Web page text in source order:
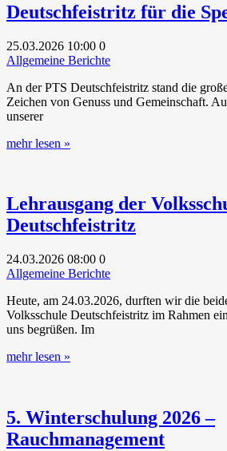
Deutschfeistritz für die
25.03.2026 10:00 0
Allgemeine Berichte
An der PTS Deutschfeistritz stand die
Zeichen von Genuss und Gemeinschaft.
unserer
mehr lesen »
Lehrausgang der
Deutschfeistritz
24.03.2026 08:00 0
Allgemeine Berichte
Heute, am 24.03.2026, durften wir die
Volksschule Deutschfeistritz im Rahmen
uns begrüßen. Im
mehr lesen »
5. Winterschulung 2026 –
Rauchmanagement